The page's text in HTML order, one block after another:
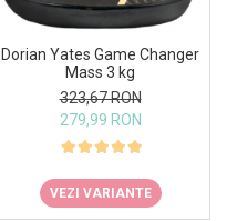
Dorian Yates Game Changer
Mass 3 kg
323,67 RON
279,99 RON
VEZI VARIANTE